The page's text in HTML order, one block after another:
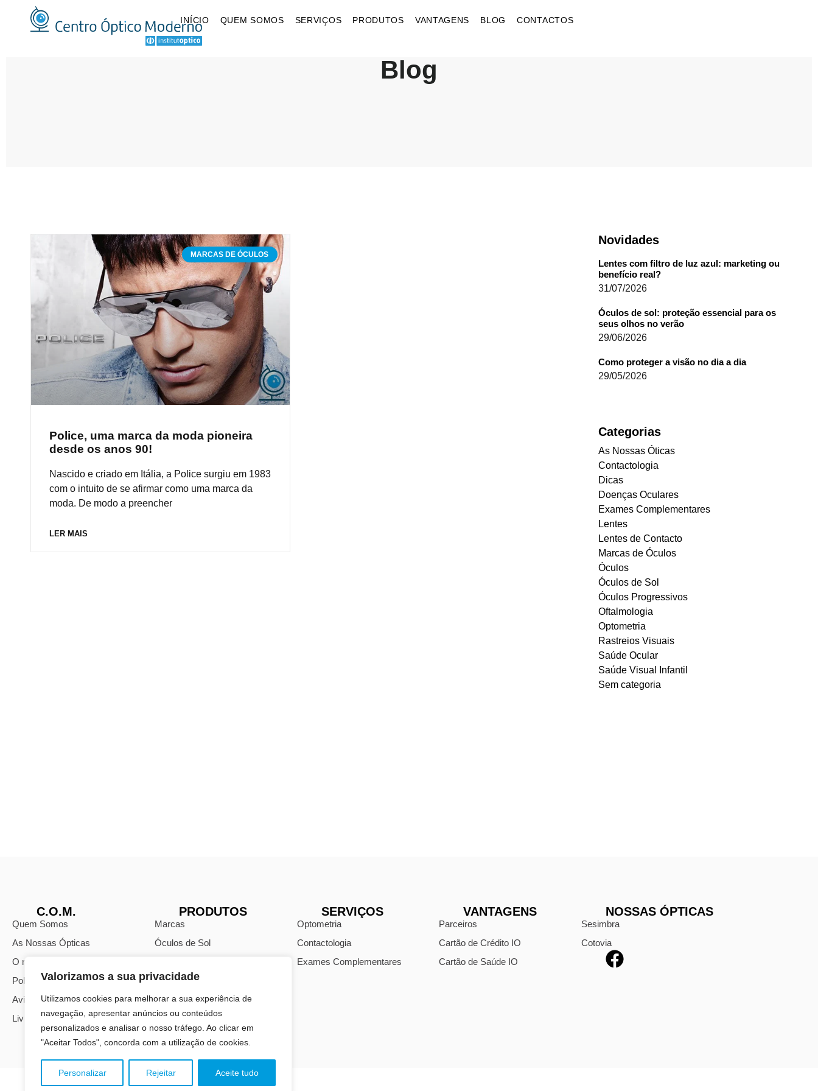
Valorizamos a sua privacidade
Utilizamos cookies para melhorar a sua experiência de
navegação, apresentar anúncios ou conteúdos
personalizados e analisar o nosso tráfego. Ao clicar em
"Aceitar Todos", concorda com a utilização de cookies.
Personalizar Rejeitar Aceite tudo
INÍCIO QUEM SOMOS SERVIÇOS PRODUTOS VANTAGENS BLOG CONTACTOS
Blog
MARCAS DE ÓCULOS
Police, uma marca da moda pioneira
desde os anos 90!
Nascido e criado em Itália, a Police surgiu em 1983
com o intuito de se afirmar como uma marca da
moda. De modo a preencher
LER MAIS
Novidades
Lentes com filtro de luz azul: marketing ou
benefício real?
31/07/2026
Óculos de sol: proteção essencial para os
seus olhos no verão
29/06/2026
Como proteger a visão no dia a dia
29/05/2026
Categorias
As Nossas Óticas
Contactologia
Dicas
Doenças Oculares
Exames Complementares
Lentes
Lentes de Contacto
Marcas de Óculos
Óculos
Óculos de Sol
Óculos Progressivos
Oftalmologia
Optometria
Rastreios Visuais
Saúde Ocular
Saúde Visual Infantil
Sem categoria
C.O.M.
Quem Somos
As Nossas Ópticas
O nosso Blog
Política de Privacidade
Avisos Legais
Livro de Reclamações
PRODUTOS
Marcas
Óculos de Sol
Óculos Progressivos
Lentes Oftálmicas
SERVIÇOS
Optometria
Contactologia
Exames Complementares
VANTAGENS
Parceiros
Cartão de Crédito IO
Cartão de Saúde IO
NOSSAS ÓPTICAS
Sesimbra
Cotovia